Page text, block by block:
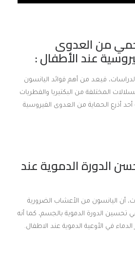
من العدوى
عند الأطفال :
فيعد من أهم فوائد اليانسون
المختلفة من البكتيريا والفطريات
أذرع الحماية من العدوى الفيروسية
الدورة الدموية عند
أن اليانسون من الأعشاب الضرورية
تحسين الدورة الدموية بالجسم، كما أنه
في الأوعية الدموية عند الاطفال.